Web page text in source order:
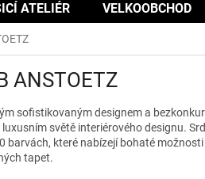
ATELIÉR VELKOOBCHOD
ANSTOETZ
sofistikovaným designem a
světě interiérového designu.
barvách, které nabízejí bohaté
tapet.